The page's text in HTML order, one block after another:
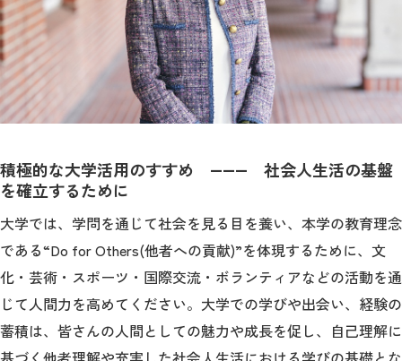
積極的な大学活用のすすめ ――― 社会人生活の基盤
を確立するために
大学では、学問を通じて社会を見る目を養い、本学の教育理念
である“Do for Others(他者への貢献)”を体現するために、文
化・芸術・スポーツ・国際交流・ボランティアなどの活動を通
じて人間力を高めてください。大学での学びや出会い、経験の
蓄積は、皆さんの人間としての魅力や成長を促し、自己理解に